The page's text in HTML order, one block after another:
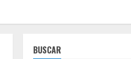
BUSCAR